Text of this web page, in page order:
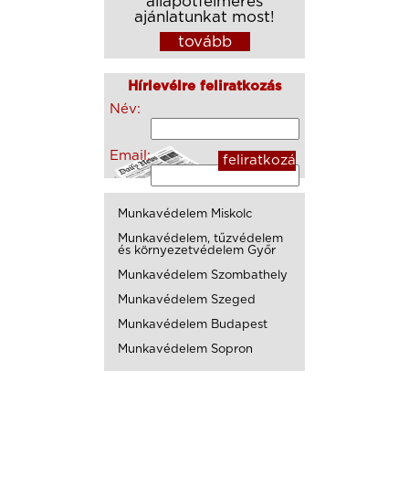
ajánlatunkat most!
tovább
Hírlevélre feliratkozás
Név:
Email:
Munkavédelem Miskolc
Munkavédelem, tűzvédelem
és környezetvédelem Győr
Munkavédelem Szombathely
Munkavédelem Szeged
Munkavédelem Budapest
Munkavédelem Sopron